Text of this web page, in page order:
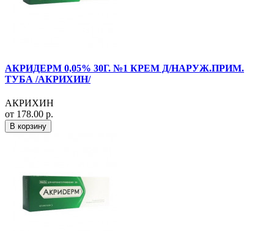
АКРИДЕРМ 0,05% 30Г. №1 КРЕМ Д/НАРУЖ.ПРИМ.
ТУБА /АКРИХИН/
АКРИХИН
от 178.00 р.
В корзину